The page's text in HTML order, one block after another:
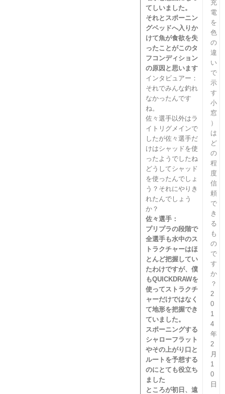
てしいました。
それとスポーニン
グベッドへ入りか
けて魚が食欲を失
ったことがこのタ
フコンディション
の原因と思います
インタビュアー：
それでみんな釣れ
なかったんです
ね。
佐々選手以外はラ
イトリグメインで
したが佐々選手だ
けはシャッドを使
ったようでしたね
どうしてシャッド
を使ったんでしょ
う？それにやりき
れたんでしょう
か？
佐々選手：
プリプラの段階で
全選手も水中のス
トラクチャーはほ
とんど把握してい
たわけですが、僕
もQUICKDRAWを
使ってストラクチ
ャーだけではなく
て地形を把握でき
ていました。
スポーニングする
シャローフラット
やその上がり口と
ルートを予想する
のにとても役立ち
ました
ところが初日、遠
充
電
を
色
の
違
い
で
示
す
小
窓
）
は
ど
の
程
度
信
頼
で
き
る
も
の
で
す
か
？
2
0
1
4
年
2
月
1
0
日